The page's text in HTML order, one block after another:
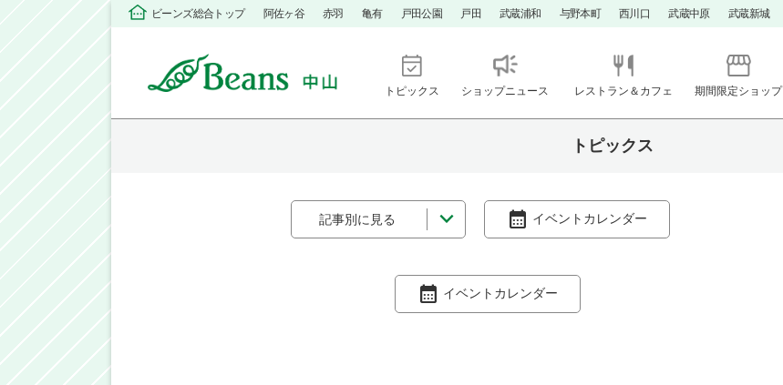
ビーンズ総合トップ 阿佐ヶ谷 赤羽 亀有 戸田公園 戸田 武蔵浦和 与野本町 西川口 武蔵中原 武蔵新城
トピックス ショップニュース レストラン＆カフェ 期間限定ショップ
トピックス
記事別に見る イベントカレンダー
イベントカレンダー